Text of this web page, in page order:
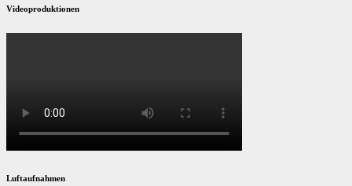
Videoproduktionen
Luftaufnahmen